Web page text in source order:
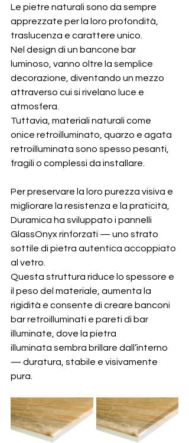
Le pietre naturali sono da sempre
apprezzate per la loro profondità,
traslucenza e carattere unico.
Nel design di un bancone bar
luminoso, vanno oltre la semplice
decorazione, diventando un mezzo
attraverso cui si rivelano luce e
atmosfera.
Tuttavia, materiali naturali come
onice retroilluminato, quarzo e agata
retroilluminata sono spesso pesanti,
fragili o complessi da installare.
Per preservare la loro purezza visiva e
migliorare la resistenza e la praticità,
Duramica ha sviluppato i pannelli
GlassOnyx rinforzati — uno strato
sottile di pietra autentica accoppiato
al vetro.
Questa struttura riduce lo spessore e
il peso del materiale, aumenta la
rigidità e consente di creare banconi
bar retroilluminati e pareti di bar
illuminate, dove la pietra
illuminata sembra brillare dall’interno
— duratura, stabile e visivamente
pura.